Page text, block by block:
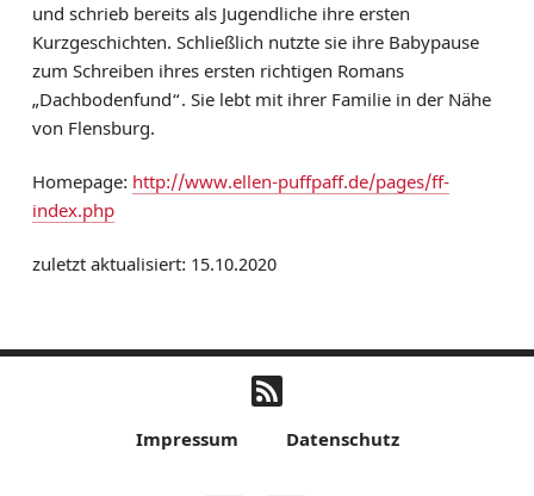
und schrieb bereits als Jugendliche ihre ersten
Kurzgeschichten. Schließlich nutzte sie ihre Babypause
zum Schreiben ihres ersten richtigen Romans
„Dachbodenfund“. Sie lebt mit ihrer Familie in der Nähe
von Flensburg.
Homepage: http://www.ellen-puffpaff.de/pages/ff-
index.php
zuletzt aktualisiert: 15.10.2020
Impressum Datenschutz